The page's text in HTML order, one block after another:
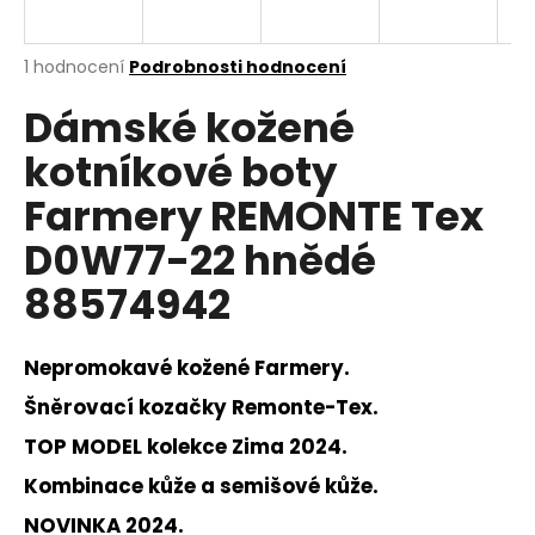
Průměrné
produktu
je
5,0
5
hvězdiček.
1 hodnocení Podrobnosti hodnocení
Dámské kožené
kotníkové boty
Farmery REMONTE Tex
D0W77-22 hnědé
88574942
Nepromokavé kožené Farmery.
Šněrovací kozačky Remonte-Tex.
TOP MODEL kolekce Zima 2024.
Kombinace kůže a semišové kůže.
NOVINKA 2024.
j
t
?
HLEDAT
D
o
p
o
r
u